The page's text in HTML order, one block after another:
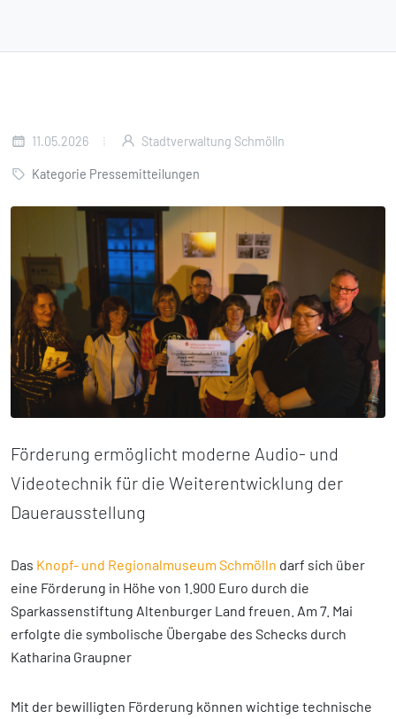
11.05.2026 Stadtverwaltung Schmölln
Kategorie Pressemitteilungen
Förderung ermöglicht moderne Audio- und
Videotechnik für die Weiterentwicklung der
Dauerausstellung
Das Knopf- und Regionalmuseum Schmölln darf sich über
eine Förderung in Höhe von 1.900 Euro durch die
Sparkassenstiftung Altenburger Land freuen. Am 7. Mai
erfolgte die symbolische Übergabe des Schecks durch
Katharina Graupner
Mit der bewilligten Förderung können wichtige technische